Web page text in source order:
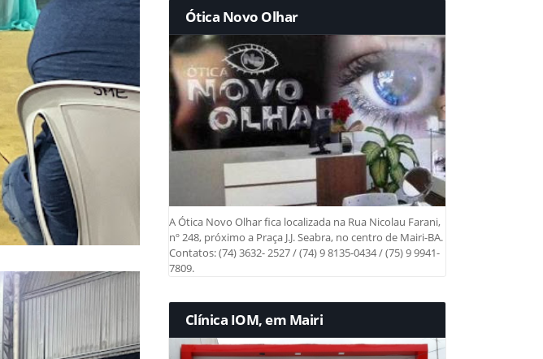
Ótica Novo Olhar
A Ótica Novo Olhar fica localizada na Rua Nicolau Farani,
nº 248, próximo a Praça J.J. Seabra, no centro de Mairi-BA.
Contatos: (74) 3632- 2527 / (74) 9 8135-0434 / (75) 9 9941-
7809.
Clínica IOM, em Mairi